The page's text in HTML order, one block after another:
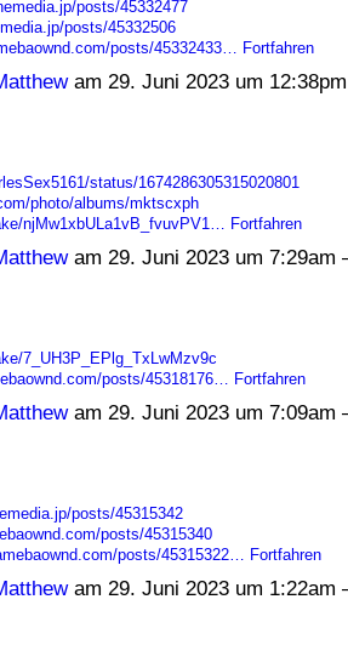
posts/45332477
posts/45332506
posts/45332433…
Fortfahren
am 29. Juni 2023 um
status/1674286305315020801
photo/albums/mktscxph
njMw1xbULa1vB_fvuvPV1…
Fortfahren
am 29. Juni 2023 um 7:29am
7_UH3P_EPlg_TxLwMzv9c
posts/45318176…
Fortfahren
am 29. Juni 2023 um 7:09am
posts/45315342
posts/45315340
posts/45315322…
Fortfahren
am 29. Juni 2023 um 1:22am